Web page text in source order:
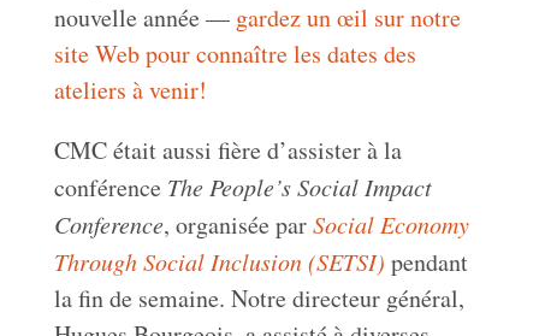
nouvelle année — gardez un œil sur notre
site Web pour connaître les dates des
ateliers à venir!
CMC était aussi fière d’assister à la
conférence The People’s Social Impact
Conference, organisée parSocial Economy
Through Social Inclusion (SETSI) pendant
la fin de semaine. Notre directeur général,